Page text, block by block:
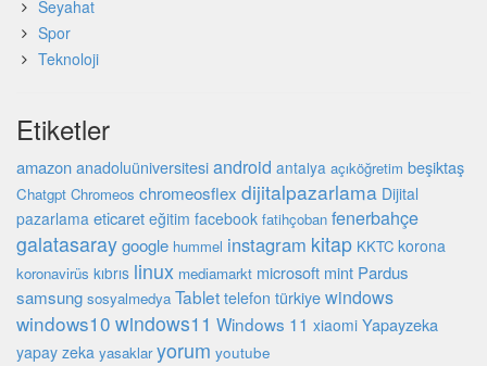
Seyahat
Spor
Teknoloji
Etiketler
amazon anadoluüniversitesi android antalya açıköğretim beşiktaş
Chatgpt Chromeos chromeosflex dijitalpazarlama Dijital
pazarlama eticaret eğitim facebook fatihçoban fenerbahçe
galatasaraygoogle hummel instagram kitap KKTC korona
koronavirüs kıbrıs linux mediamarkt microsoft mint Pardus
samsung sosyalmedya Tablet telefon türkiyewindows
windows10 windows11 Windows 11 xiaomi Yapayzeka
yapay zeka yasaklar yorum youtube